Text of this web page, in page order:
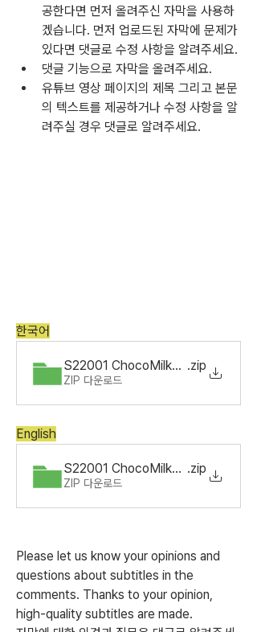
공한다면 먼저 올려주신 자막을 사용하
겠습니다. 먼저 업로드된 자막에 문제가
있다면 댓글로 수정 사항을 알려주세요.
댓글 기능으로 자막을 올려주세요.
유튜브 영상 페이지의 제목 그리고 본문
의 텍스트를 제공하거나 수정 사항을 알
려주실 경우 댓글로 알려주세요.
한국어
S22001 ChocoMilkShake.zip
ZIP 다운로드
English
S22001 ChocoMilkShake.zip
ZIP 다운로드
Please let us know your opinions and
questions about subtitles in the
comments. Thanks to your opinion,
high-quality subtitles are made.